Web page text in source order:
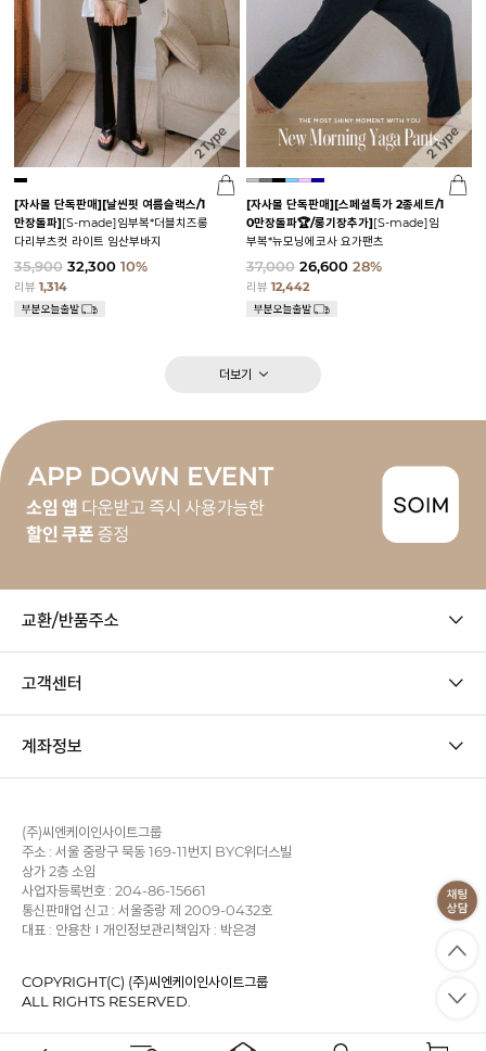
[자사몰 단독판매][날씬핏 여름슬랙스/1
만장돌파][S-made]임부복*더블치즈롱
다리부츠컷 라이트 임산부바지
35,900 32,300 10%
리뷰 1,314
[자사몰 단독판매][스페셜특가 2종세트/1
0만장돌파🏆/롱기장추가][S-made]임
부복*뉴모닝에코사 요가팬츠
37,000 26,600 28%
리뷰 12,442
더보기
교환/반품주소
고객센터
계좌정보
(주)씨엔케이인사이트그룹
주소 : 서울 중랑구 묵동 169-11번지 BYC위더스빌
상가 2층 소임
사업자등록번호 : 204-86-15661
통신판매업 신고 : 서울중랑 제 2009-0432호
대표 : 안용찬
개인정보관리책임자 : 박은경
COPYRIGHT(C) (주)씨엔케이인사이트그룹
ALL RIGHTS RESERVED.